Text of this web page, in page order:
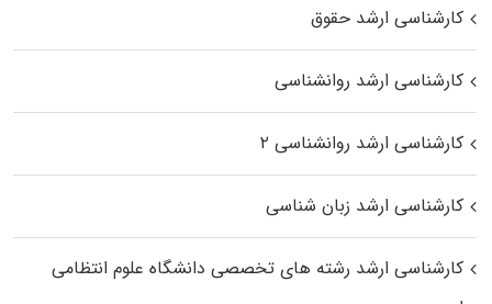
کارشناسی ارشد حقوق
کارشناسی ارشد روانشناسی
کارشناسی ارشد روانشناسی ۲
کارشناسی ارشد زبان شناسی
کارشناسی ارشد رﺷﺘﻪ ﻫﺎی تخصصی داﻧﺸﮕﺎه ﻋﻠﻮم انتظامی